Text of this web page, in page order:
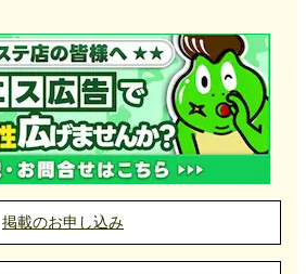
掲載のお申し込み